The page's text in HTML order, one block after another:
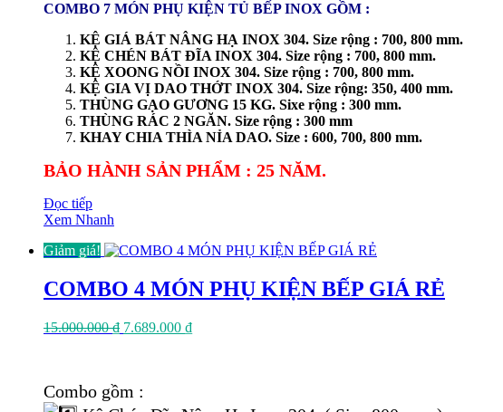
COMBO 7 MÓN PHỤ KIỆN TỦ BẾP INOX GỒM :
KỆ GIÁ BÁT NÂNG HẠ INOX 304. Size rộng : 700, 800 mm.
KỆ CHÉN BÁT ĐĨA INOX 304. Size rộng : 700, 800 mm.
KỆ XOONG NỒI INOX 304. Size rộng : 700, 800 mm.
KỆ GIA VỊ DAO THỚT INOX 304. Size rộng: 350, 400 mm.
THÙNG GẠO GƯƠNG 15 KG. Sixe rộng : 300 mm.
THÙNG RÁC 2 NGĂN. Size rộng : 300 mm
KHAY CHIA THÌA NỈA DAO. Size : 600, 700, 800 mm.
BẢO HÀNH SẢN PHẨM : 25 NĂM.
Đọc tiếp
Xem Nhanh
Giảm giá!
COMBO 4 MÓN PHỤ KIỆN BẾP GIÁ RẺ
15.000.000₫ Giá
7.689.000 ₫Giá
Combo gồm :